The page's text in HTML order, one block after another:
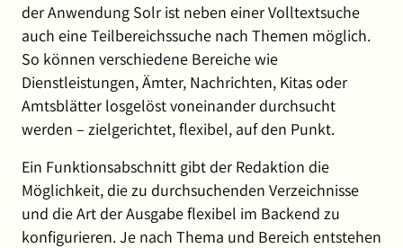
der Anwendung Solr ist neben einer Volltextsuche
auch eine Teilbereichssuche nach Themen möglich.
So können verschiedene Bereiche wie
Dienstleistungen, Ämter, Nachrichten, Kitas oder
Amtsblätter losgelöst voneinander durchsucht
werden – zielgerichtet, flexibel, auf den Punkt.
Ein Funktionsabschnitt gibt der Redaktion die
Möglichkeit, die zu durchsuchenden Verzeichnisse
und die Art der Ausgabe flexibel im Backend zu
konfigurieren. Je nach Thema und Bereich entstehen